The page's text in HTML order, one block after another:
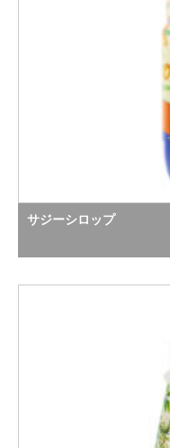
サジーシロップ